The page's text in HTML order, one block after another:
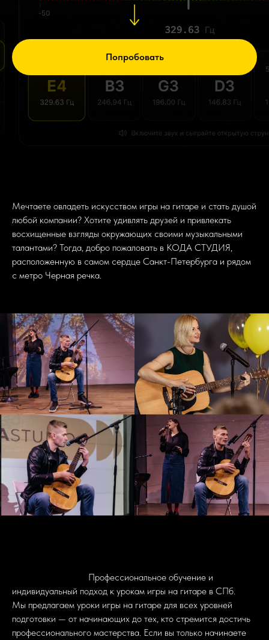
Попробовать
Мечтаете овладеть искусством игры на гитаре и стать душой
любой компании? Хотите удивлять друзей и привлекать
восхищенные взгляды окружающих своими музыкальными
талантами? Тогда, добро пожаловать в КОДА СТУДИЯ,
расположенную в самом сердце Санкт-Петербурга и рядом
с метро Черная речка.
Профессиональное обучение и
индивидуальный подход к урокам игры на гитаре в СПб.
Мы предлагаем уроки игры на гитаре для всех уровней
подготовки — от начинающих до тех, кто стремится достичь
профессионального мастерства. Если вы только начинаете